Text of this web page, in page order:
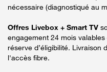
nécessaire (diagnostiqué au
Offres Livebox + Smart TV
engagement 24 mois
réserve d’éligibilité. Livraison
l'accès fibre.